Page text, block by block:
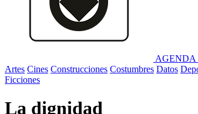
AGENDA
Artes Cines Construcciones Costumbres Datos
Ficciones
La dignidad